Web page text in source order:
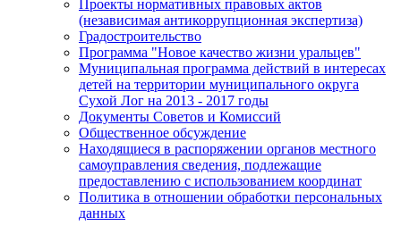
Проекты нормативных правовых актов
(независимая антикоррупционная экспертиза)
Градостроительство
Программа "Новое качество жизни уральцев"
Муниципальная программа действий в интересах
детей на территории муниципального округа
Сухой Лог на 2013 - 2017 годы
Документы Советов и Комиссий
Общественное обсуждение
Находящиеся в распоряжении органов местного
самоуправления сведения, подлежащие
предоставлению с использованием координат
Политика в отношении обработки персональных
данных